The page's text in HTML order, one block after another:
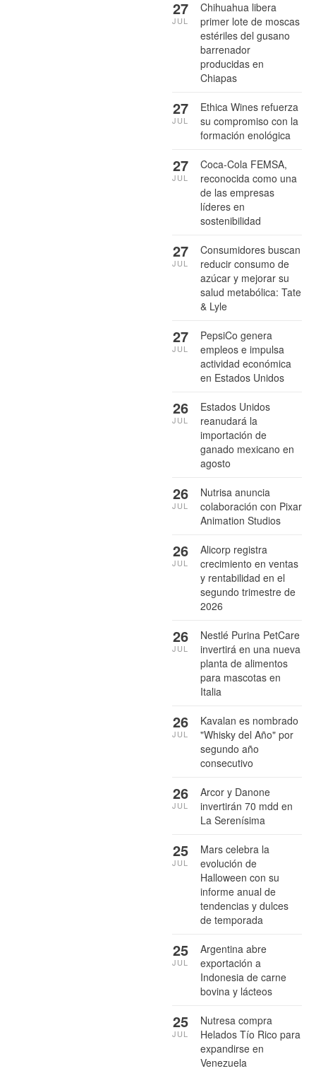
Chihuahua libera
primer lote de moscas
estériles del gusano
barrenador
producidas en
Chiapas
27
JUL
Ethica Wines refuerza
su compromiso con la
formación enológica
27
JUL
Coca-Cola FEMSA,
reconocida como una
de las empresas
líderes en
sostenibilidad
27
JUL
Consumidores buscan
reducir consumo de
azúcar y mejorar su
salud metabólica: Tate
& Lyle
27
JUL
PepsiCo genera
empleos e impulsa
actividad económica
en Estados Unidos
27
JUL
Estados Unidos
reanudará la
importación de
ganado mexicano en
agosto
26
JUL
Nutrisa anuncia
colaboración con Pixar
Animation Studios
26
JUL
Alicorp registra
crecimiento en ventas
y rentabilidad en el
segundo trimestre de
2026
26
JUL
Nestlé Purina PetCare
invertirá en una nueva
planta de alimentos
para mascotas en
Italia
26
JUL
Kavalan es nombrado
"Whisky del Año" por
segundo año
consecutivo
26
JUL
Arcor y Danone
invertirán 70 mdd en
La Serenísima
26
JUL
Mars celebra la
evolución de
Halloween con su
informe anual de
tendencias y dulces
de temporada
25
JUL
Argentina abre
exportación a
Indonesia de carne
bovina y lácteos
25
JUL
Nutresa compra
Helados Tío Rico para
expandirse en
Venezuela
25
JUL